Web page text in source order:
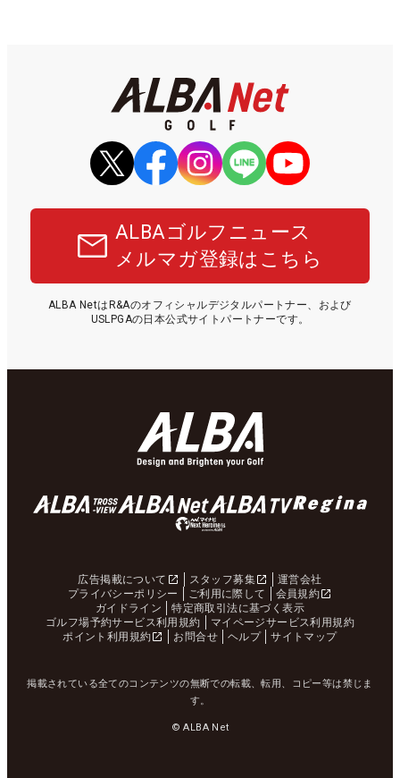
ALBAゴルフニュース
メルマガ登録はこちら
ALBA NetはR&Aのオフィシャルデジタルパートナー、および
USLPGAの日本公式サイトパートナーです。
広告掲載について スタッフ募集
運営会社
プライバシーポリシー
ご利用に際して
会員規約
ガイドライン
特定商取引法に基づく表示
ゴルフ場予約サービス利用規約
マイページサービス利用規約
ポイント利用規約
お問合せ ヘルプ サイトマップ
掲載されている全てのコンテンツの無断での転載、転用、コピー等は禁じま
す。
© ALBA Net